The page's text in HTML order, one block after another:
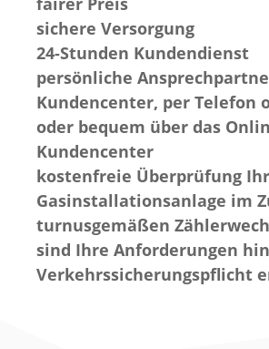
sichere Versorgung
24-Stunden Kundendienst
persönliche
Kundencenter, per Telefon
oder bequem über das
Kundencenter
kostenfreie Überprüfung
Gasinstallationsanlage im
turnusgemäßen
sind Ihre Anforderungen
Verkehrssicherungspflicht